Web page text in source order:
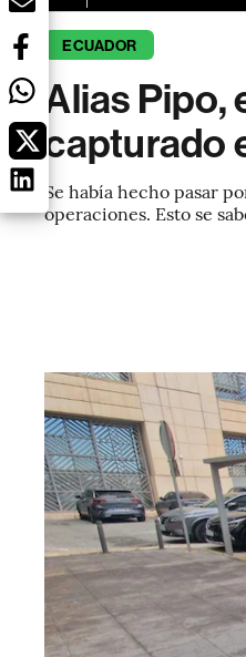
ECUADOR
Alias Pipo,
capturado
Se había hecho pasar
operaciones. Esto se